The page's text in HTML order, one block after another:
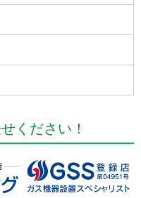
ください！